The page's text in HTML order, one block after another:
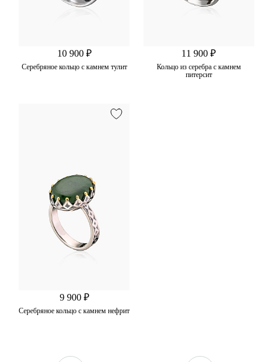
10 900 ₽
Серебряное кольцо с камнем тулит
11 900 ₽
Кольцо из серебра с камнем
питерсит
9 900 ₽
Серебряное кольцо с камнем нефрит